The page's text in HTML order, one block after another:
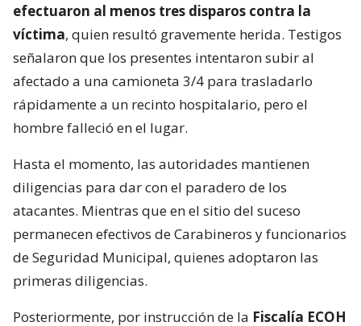
efectuaron al menos tres disparos contra la
víctima, quien resultó gravemente herida. Testigos
señalaron que los presentes intentaron subir al
afectado a una camioneta 3/4 para trasladarlo
rápidamente a un recinto hospitalario, pero el
hombre falleció en el lugar.
Hasta el momento, las autoridades mantienen
diligencias para dar con el paradero de los
atacantes. Mientras que en el sitio del suceso
permanecen efectivos de Carabineros y funcionarios
de Seguridad Municipal, quienes adoptaron las
primeras diligencias.
Posteriormente, por instrucción de la Fiscalía ECOH